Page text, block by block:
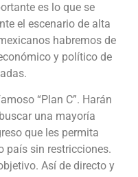
es lo que se
el escenario de alta
habremos de
y político de
“Plan C”. Harán
una mayoría
que les permita
país sin restricciones.
Así de directo y